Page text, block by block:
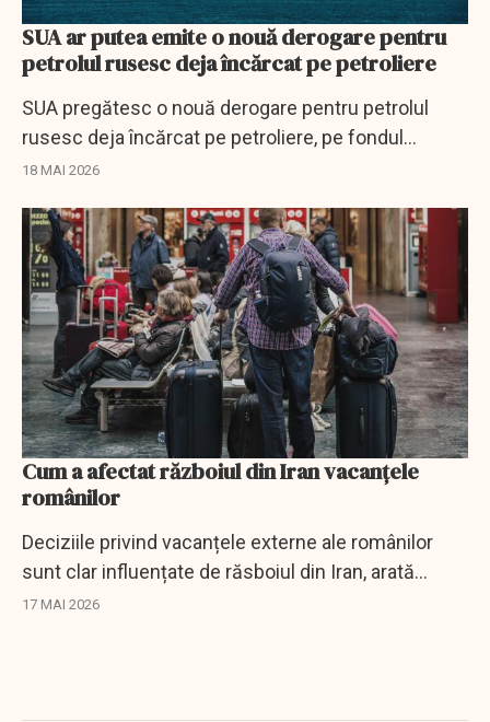
SUA ar putea emite o nouă derogare pentru
petrolul rusesc deja încărcat pe petroliere
SUA pregătesc o nouă derogare pentru petrolul
rusesc deja încărcat pe petroliere, pe fondul
presiunilor din piața globală a energiei.
18 MAI 2026
Cum a afectat războiul din Iran vacanțele
românilor
Deciziile privind vacanțele externe ale românilor
sunt clar influențate de răsboiul din Iran, arată
datele ANAT.
17 MAI 2026